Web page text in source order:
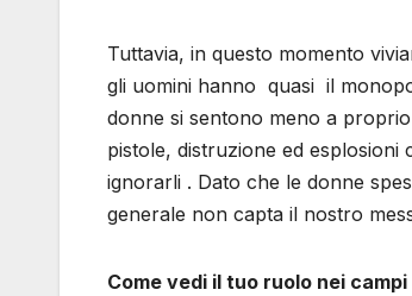
Tuttavia, in questo momento
gli uomini hanno quasi il
donne si sentono meno a
pistole, distruzione ed esplosioni
ignorarli . Dato che le donne
generale non capta il nostro
Come vedi il tuo ruolo nei